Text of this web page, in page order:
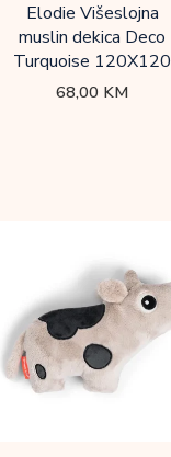
Elodie Višeslojna
muslin dekica Deco
Turquoise 120X120
68,00 KM